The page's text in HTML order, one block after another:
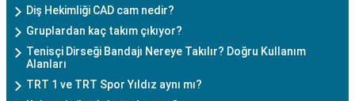
Diş Hekimliği CAD cam nedir?
Gruplardan kaç takım çıkıyor?
Tenisçi Dirseği Bandajı Nereye Takılır? Doğru Kullanım
Alanları
TRT 1 ve TRT Spor Yıldız aynı mı?